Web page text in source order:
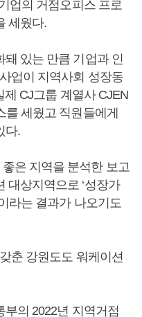
업의 거점오피스 프로
세웠다.
있는 만큼 기업과 인
업이 지역사회 성장동
CJ그룹 계열사 CJEN
세웠고 직원들에게
다.
은 지역을 분석한 보고
대상지역으로 ‘성장가
라는 결과가 나오기도
춘 강원도도 워케이션
의 2022년 지역거점